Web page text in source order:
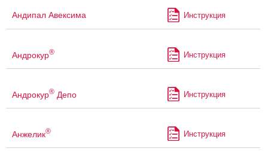
Андипал Авексима Инструкция
Андрокур® Инструкция
Андрокур® Депо Инструкция
Анжелик® Инструкция